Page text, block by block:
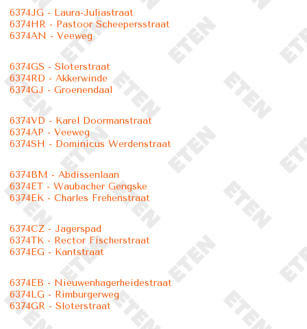
6374JG - Laura-Juliastraat
6374HR - Pastoor Scheepersstraat
6374AN - Veeweg
6374GS - Sloterstraat
6374RD - Akkerwinde
6374GJ - Groenendaal
6374VD - Karel Doormanstraat
6374AP - Veeweg
6374SH - Dominicus Werdenstraat
6374BM - Abdissenlaan
6374ET - Waubacher Gengske
6374EK - Charles Frehenstraat
6374CZ - Jagerspad
6374TK - Rector Fischerstraat
6374EG - Kantstraat
6374EB - Nieuwenhagerheidestraat
6374LG - Rimburgerweg
6374GR - Sloterstraat